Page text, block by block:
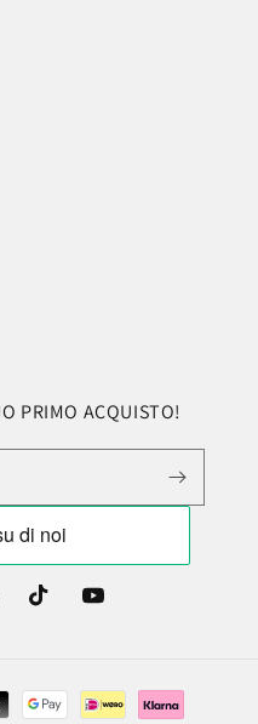
PRIMO ACQUISTO!
TikTok YouTube